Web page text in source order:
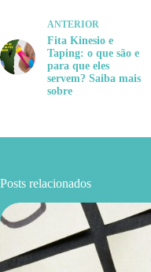
ANTERIOR
Fita Kinesio e
Taping: o que são e
para que eles
servem? Saiba mais
sobre
Posts relacionados